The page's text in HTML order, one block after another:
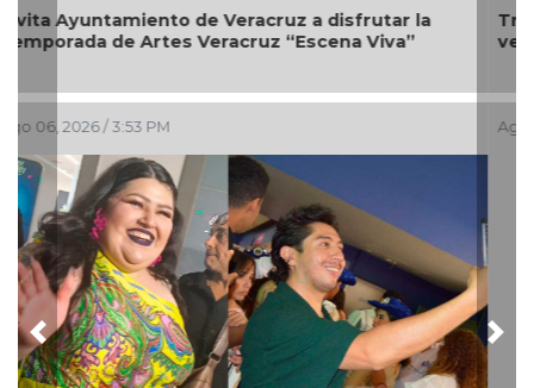
Tras meses en cuidados intensivos; “la gente
venía a despedirse”, revela Phil Collins
Ago 05, 2026 / 9:40 AM
Previous